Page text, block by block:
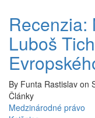
Recenzia:
Luboš
By Funta Rastislav on
Články
Medzinárodné právo